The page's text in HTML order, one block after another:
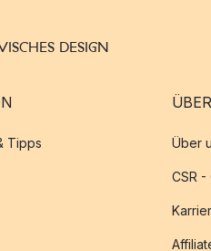
DESIGN
Tipps Über
CSR